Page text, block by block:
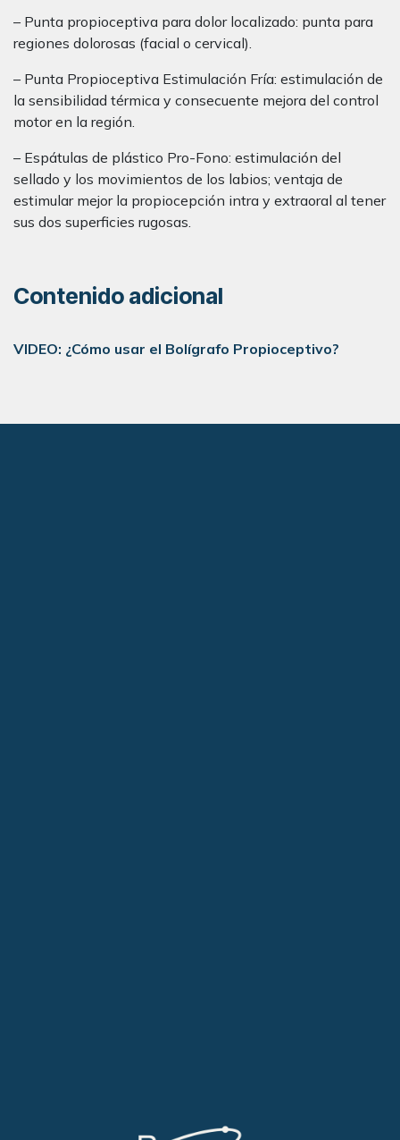
– Punta propioceptiva para dolor localizado: punta para
regiones dolorosas (facial o cervical).
– Punta Propioceptiva Estimulación Fría: estimulación de
la sensibilidad térmica y consecuente mejora del control
motor en la región.
– Espátulas de plástico Pro-Fono: estimulación del
sellado y los movimientos de los labios; ventaja de
estimular mejor la propiocepción intra y extraoral al tener
sus dos superficies rugosas.
Contenido adicional
VIDEO: ¿Cómo usar el Bolígrafo Propioceptivo?